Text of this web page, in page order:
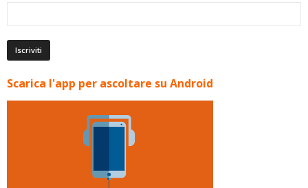
Scarica l'app per ascoltare su Android